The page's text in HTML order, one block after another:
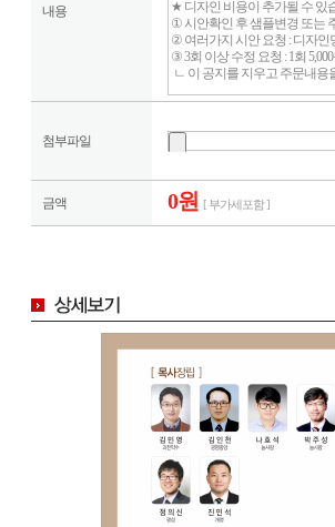
내용
첨부파일
금액 0원 [ 부가세포함 ]